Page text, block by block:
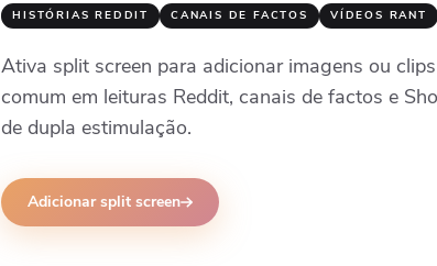
HISTÓRIAS REDDIT CANAIS DE FACTOS VÍDEOS RANT
Ativa split screen para adicionar imagens ou
comum em leituras Reddit, canais de factos e
de dupla estimulação.
Adicionar split screen